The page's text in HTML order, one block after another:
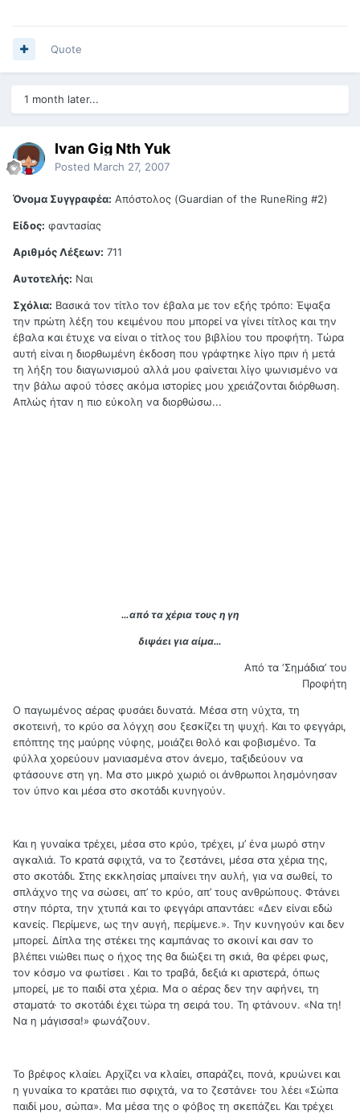
Quote
1 month later...
Ivan Gig Nth Yuk
Posted March 27, 2007
Όνομα Συγγραφέα: Απόστολος (Guardian of the RuneRing #2)
Είδος: φαντασίας
Αριθμός Λέξεων: 711
Αυτοτελής: Ναι
Σχόλια: Βασικά τον τίτλο τον έβαλα με τον εξής τρόπο: Έψαξα
την πρώτη λέξη του κειμένου που μπορεί να γίνει τίτλος και την
έβαλα και έτυχε να είναι ο τίτλος του βιβλίου του προφήτη. Τώρα
αυτή είναι η διορθωμένη έκδοση που γράφτηκε λίγο πριν ή μετά
τη λήξη του διαγωνισμού αλλά μου φαίνεται λίγο ψωνισμένο να
την βάλω αφού τόσες ακόμα ιστορίες μου χρειάζονται διόρθωση.
Απλώς ήταν η πιο εύκολη να διορθώσω...
…από τα χέρια τους η γη
διψάει για αίμα…
Από τα ‘Σημάδια’ του
Προφήτη
Ο παγωμένος αέρας φυσάει δυνατά. Μέσα στη νύχτα, τη
σκοτεινή, το κρύο σα λόγχη σου ξεσκίζει τη ψυχή. Και το φεγγάρι,
επόπτης της μαύρης νύφης, μοιάζει θολό και φοβισμένο. Τα
φύλλα χορεύουν μανιασμένα στον άνεμο, ταξιδεύουν να
φτάσουνε στη γη. Μα στο μικρό χωριό οι άνθρωποι λησμόνησαν
τον ύπνο και μέσα στο σκοτάδι κυνηγούν.
Και η γυναίκα τρέχει, μέσα στο κρύο, τρέχει, μ’ ένα μωρό στην
αγκαλιά. Το κρατά σφιχτά, να το ζεστάνει, μέσα στα χέρια της,
στο σκοτάδι. Στης εκκλησίας μπαίνει την αυλή, για να σωθεί, το
σπλάχνο της να σώσει, απ’ το κρύο, απ’ τους ανθρώπους. Φτάνει
στην πόρτα, την χτυπά και το φεγγάρι απαντάει: «Δεν είναι εδώ
κανείς. Περίμενε, ως την αυγή, περίμενε.». Την κυνηγούν και δεν
μπορεί. Δίπλα της στέκει της καμπάνας το σκοινί και σαν το
βλέπει νιώθει πως ο ήχος της θα διώξει τη σκιά, θα φέρει φως,
τον κόσμο να φωτίσει . Και το τραβά, δεξιά κι αριστερά, όπως
μπορεί, με το παιδί στα χέρια. Μα ο αέρας δεν την αφήνει, τη
σταματά· το σκοτάδι έχει τώρα τη σειρά του. Τη φτάνουν. «Να τη!
Να η μάγισσα!» φωνάζουν.
Το βρέφος κλαίει. Αρχίζει να κλαίει, σπαράζει, πονά, κρυώνει και
η γυναίκα το κρατάει πιο σφιχτά, να το ζεστάνει· του λέει «Σώπα
παιδί μου, σώπα». Μα μέσα της ο φόβος τη σκεπάζει. Και τρέχει